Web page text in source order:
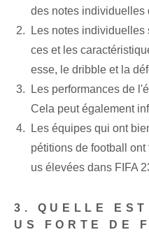
des notes individuelles
Les notes individuelles
ces et les
esse, le dribble et la
Les performances de
Cela peut également
Les équipes qui ont
pétitions de football ont
us élevées dans FIFA
3. QUELLE
US FORTE DE